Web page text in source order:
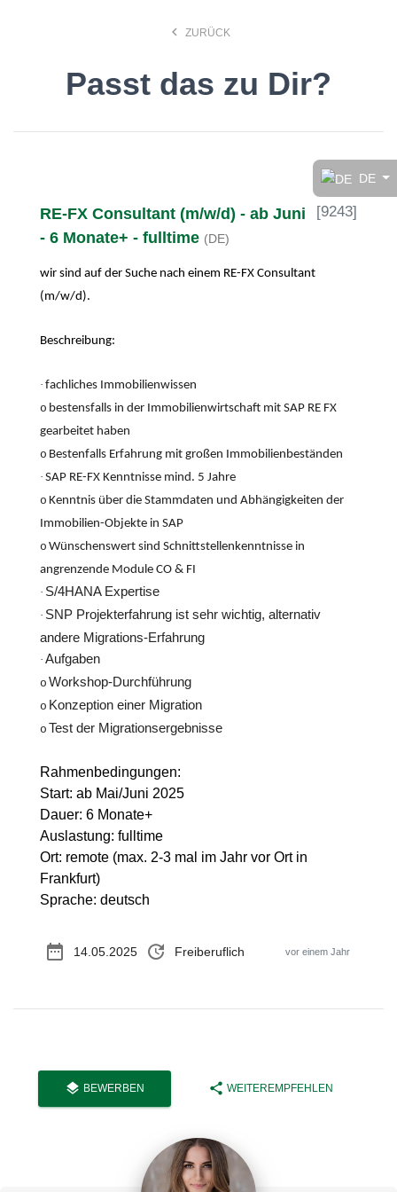
DE
Finde den Job, der Dir
search
Anstellungsart
Deutsch
keyboard_arrow_left ZURÜCK
Passt das zu Dir?
RE-FX Consultant (m/w/d) - ab Juni
- 6 Monate+ - fulltime (DE)
[9243]
wir sind auf der Suche nach einem RE-FX Consultant
(m/w/d).
Beschreibung:
· fachliches Immobilienwissen
o bestensfalls in der Immobilienwirtschaft mit SAP RE FX
gearbeitet haben
o Bestenfalls Erfahrung mit großen Immobilienbeständen
· SAP RE-FX Kenntnisse mind. 5 Jahre
o Kenntnis über die Stammdaten und Abhängigkeiten der
Immobilien-Objekte in SAP
o Wünschenswert sind Schnittstellenkenntnisse in
angrenzende Module CO & FI
· S/4HANA Expertise
· SNP Projekterfahrung ist sehr wichtig, alternativ
andere Migrations-Erfahrung
· Aufgaben
o Workshop-Durchführung
o Konzeption einer Migration
o Test der Migrationsergebnisse
Rahmenbedingungen:
Start: ab Mai/Juni 2025
Dauer: 6 Monate+
Auslastung: fulltime
Ort: remote (max. 2-3 mal im Jahr vor Ort in
Frankfurt)
Sprache: deutsch
date_range 14.05.2025 update Freiberuflich vor einem Jahr
layers BEWERBEN share WEITEREMPFEHLEN